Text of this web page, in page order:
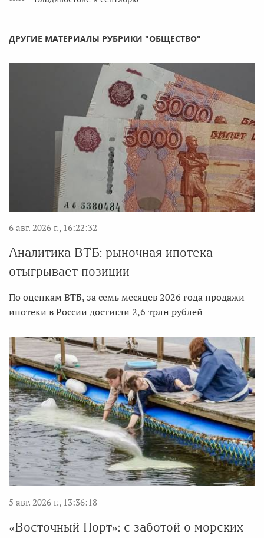
ДРУГИЕ МАТЕРИАЛЫ РУБРИКИ "ОБЩЕСТВО"
6 авг. 2026 г., 16:22:32
Аналитика ВТБ: рыночная ипотека
отыгрывает позиции
По оценкам ВТБ, за семь месяцев 2026 года продажи
ипотеки в России достигли 2,6 трлн рублей
5 авг. 2026 г., 13:36:18
«Восточный Порт»: с заботой о морских